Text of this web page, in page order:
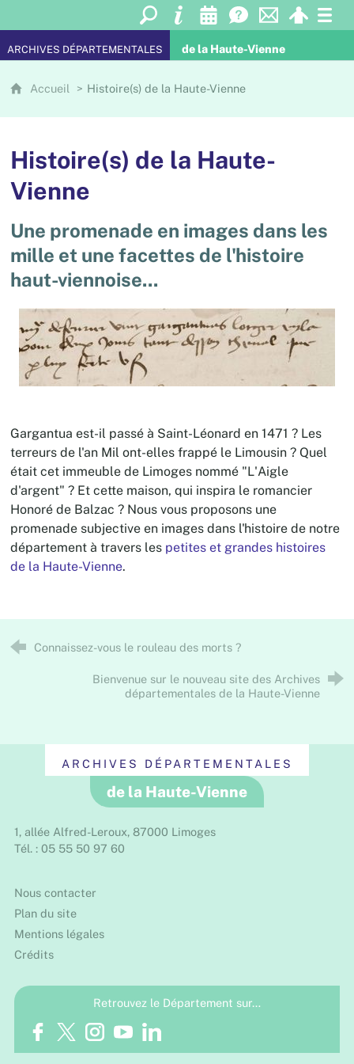
ARCHIVES DÉPARTEMENTALES de la Haute-Vienne
Accueil Histoire(s) de la Haute-Vienne
Histoire(s) de la Haute-
Vienne
Une promenade en images dans les
mille et une facettes de l'histoire
haut-viennoise...
Gargantua est-il passé à Saint-Léonard en 1471 ? Les
terreurs de l'an Mil ont-elles frappé le Limousin ? Quel
était cet immeuble de Limoges nommé "L'Aigle
d'argent" ? Et cette maison, qui inspira le romancier
Honoré de Balzac ? Nous vous proposons une
promenade subjective en images dans l'histoire de notre
département à travers les petites et grandes histoires
de la Haute-Vienne.
Connaissez-vous le rouleau des morts ?
Bienvenue sur le nouveau site des Archives
départementales de la Haute-Vienne
ARCHIVES DÉPARTEMENTALES
de la Haute-Vienne
1, allée Alfred-Leroux, 87000 Limoges
Tél. : 05 55 50 97 60
Nous contacter
Plan du site
Mentions légales
Crédits
Retrouvez le Département sur…
Facebook
TwitterInstagram
Youtube